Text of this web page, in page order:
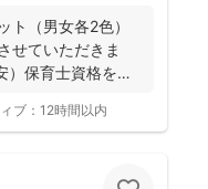
ト（男女各2色）
せていただきま
保育士資格を持
ブ： 12時間以内